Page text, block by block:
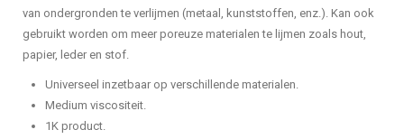
van ondergronden te verlijmen (metaal, kunststoffen, enz.). Kan ook
gebruikt worden om meer poreuze materialen te lijmen zoals hout,
papier, leder en stof.
Universeel inzetbaar op verschillende materialen.
Medium viscositeit.
1K product.